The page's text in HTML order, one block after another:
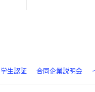
学生認証 合同企業説明会